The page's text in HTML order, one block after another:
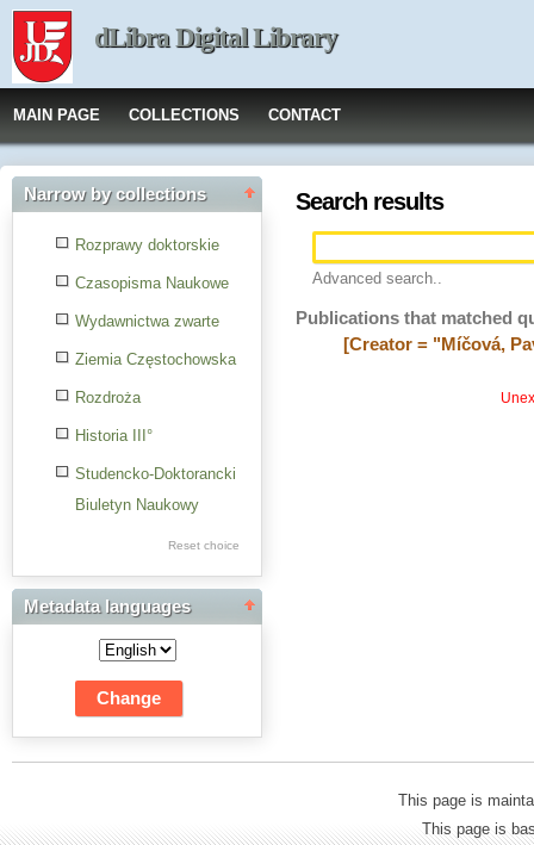
dLibra Digital Library
MAIN PAGE COLLECTIONS CONTACT
Narrow by collections
Rozprawy doktorskie
Czasopisma Naukowe
Wydawnictwa zwarte
Ziemia Częstochowska
Rozdroża
Historia III°
Studencko-Doktorancki
Biuletyn Naukowy
Res Academicae
Science Project Scripts
Biuletyn Informacyjny
WSP w Częstochowie
Reset choice
Metadata languages
Search results
Advanced search..
Publications that matched
[Creator = "Míčová,
This page is
This page is